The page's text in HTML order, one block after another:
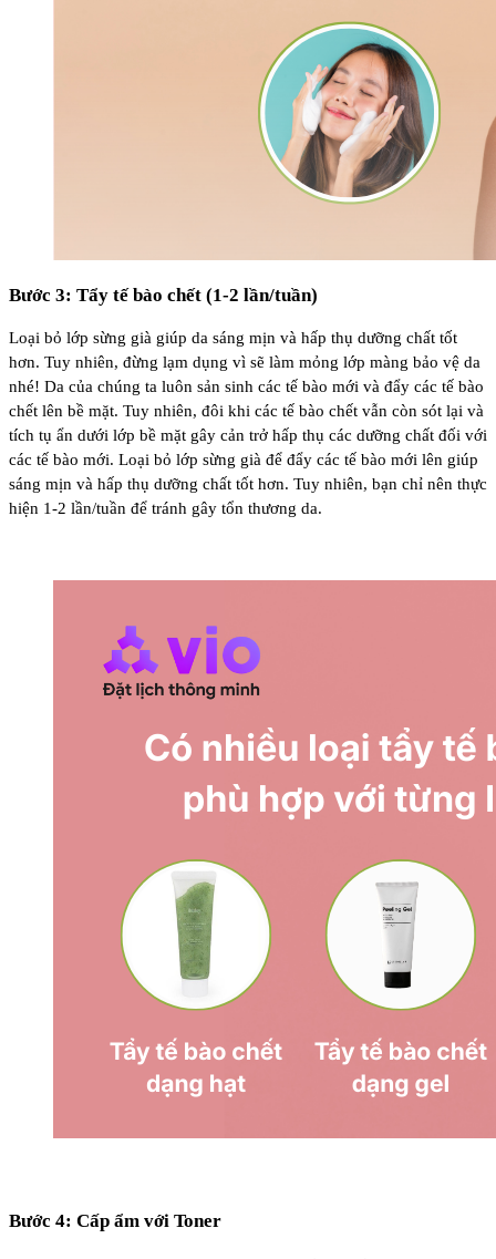
Bước 3: Tẩy tế bào chết (1-2 lần/tuần)
Loại bỏ lớp sừng già giúp da sáng mịn và hấp thụ dưỡng chất tốt
hơn. Tuy nhiên, đừng lạm dụng vì sẽ làm mỏng lớp màng bảo vệ da
nhé! Da của chúng ta luôn sản sinh các tế bào mới và đẩy các tế bào
chết lên bề mặt. Tuy nhiên, đôi khi các tế bào chết vẫn còn sót lại và
tích tụ ẩn dưới lớp bề mặt gây cản trở hấp thụ các dưỡng chất đối với
các tế bào mới. Loại bỏ lớp sừng già để đẩy các tế bào mới lên giúp
sáng mịn và hấp thụ dưỡng chất tốt hơn. Tuy nhiên, bạn chỉ nên thực
hiện 1-2 lần/tuần để tránh gây tổn thương da.
Bước 4: Cấp ẩm với Toner